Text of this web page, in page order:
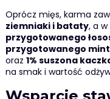
Oprócz mięs, karma
ziemniaki i bataty, a
przygotowanego
przygotowanego
oraz 1% suszona
na smak i wartość
Wsparcie